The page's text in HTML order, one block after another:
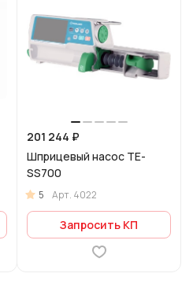
201 244 ₽
Шприцевый насос TE-
SS700
5 Арт. 4022
Запросить КП